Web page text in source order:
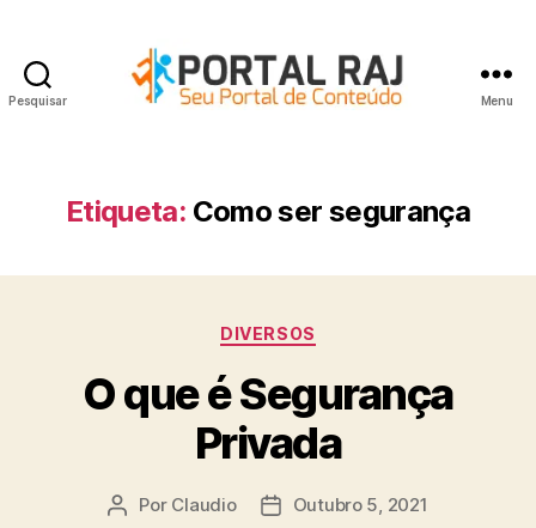
Pesquisar Menu
Etiqueta: Como ser segurança
Categorias
DIVERSOS
O que é Segurança
Privada
Autor
Por Claudio
DataOutubro 5, 2021